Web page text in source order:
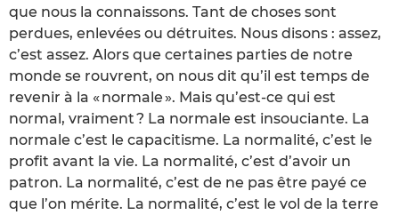
que nous la connaissons. Tant de choses sont
perdues, enlevées ou détruites. Nous disons : assez,
c’est assez. Alors que certaines parties de notre
monde se rouvrent, on nous dit qu’il est temps de
revenir à la « normale ». Mais qu’est-ce qui est
normal, vraiment ? La normale est insouciante. La
normale c’est le capacitisme. La normalité, c’est le
profit avant la vie. La normalité, c’est d’avoir un
patron. La normalité, c’est de ne pas être payé ce
que l’on mérite. La normalité, c’est le vol de la terre